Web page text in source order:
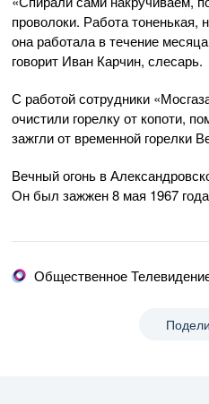
проволоки. Работа тоненькая,
она работала в течение
говорит Иван Карчин, слесарь.
С работой сотрудники
очистили горелку от копоти,
зажгли от временной горелки
Вечный огонь в
Он был зажжен 8 мая 1967
Общественное